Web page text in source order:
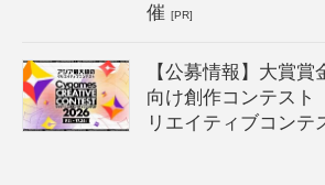
催[PR]
【公募情報】大賞賞
向け創作コンテスト
リエイティブコンテ